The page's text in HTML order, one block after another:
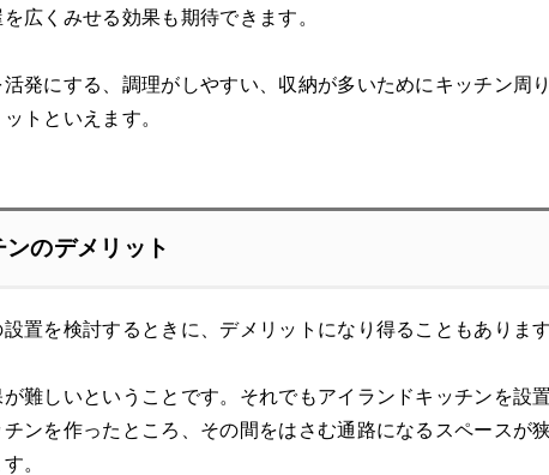
広くみせる効果も期待できます。
発にする、調理がしやすい、収納が多いためにキッチン周
トといえます。
のデメリット
置を検討するときに、デメリットになり得ることもあります
難しいということです。それでもアイランドキッチンを設
ンを作ったところ、その間をはさむ通路になるスペースが
。